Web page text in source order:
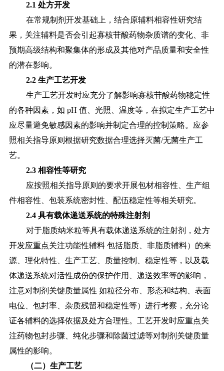
2.1 处方开发
在常规制剂开发基础上，结合原辅料相容性研究结
果，关注辅料是否会引起寡核苷酸药物杂质谱的变化、非
预期高级结构和聚集体的形成及其他对产品质量和安全性
的潜在影响。
2.2 生产工艺开发
生产工艺开发时应充分了解影响寡核苷酸药物稳定性
的各种因素，如 pH 值、光照、温度等，在拟定生产工艺中
应尽量避免敏感因素的影响并制定合理的控制策略。应参
照相关指导原则根据研究数据合理选择灭菌/无菌生产工
艺。
2.3 相容性等研究
应按照相关指导原则的要求开展包材相容性、生产组
件相容性、包装系统密封性、配伍稳定性等相关研究。
2.4 具有载体递送系统的特殊注射剂
对于脂质纳米粒等具有载体递送系统的注射剂，处方
开发应重点关注功能性辅料 包括脂质、非脂质辅料）的来
源、理化特性、生产工艺、质量控制、稳定性等，以及载
体递送系统对活性成份的保护作用、递送效率等的影响，
注意对制剂关键质量属性 如粒径分布、形态和结构、表面
电位、包封率、杂质残留和稳定性等）进行考察，充分论
证各辅料的选择依据及处方合理性。工艺开发时应重点关
注药物包封步骤、纯化步骤和除菌过滤等对制剂关键质量
属性的影响。
（二）生产工艺